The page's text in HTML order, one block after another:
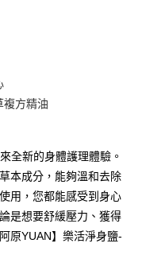
轉至「AFTEE先享後付」
成結帳。
的連結，可透過四大超商／
交易完成。
若您需要取消訂單，請聯絡
有效，需透過AFTEE先享
頁面顯示為準，若有關於
複方精油
全新的身體護理體驗。
本成分，能夠溫和去除
用，您都能感受到身心
是想要舒緩壓力、獲得
原YUAN】樂活淨身鹽-